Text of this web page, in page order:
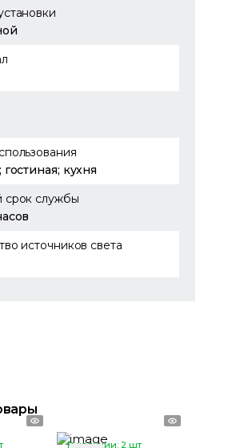
гостиная; кухня
срок службы
источников света
В наличии: 2шт